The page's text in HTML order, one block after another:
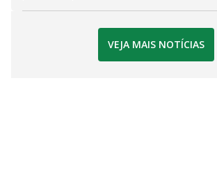
VEJA MAIS NOTÍCIAS